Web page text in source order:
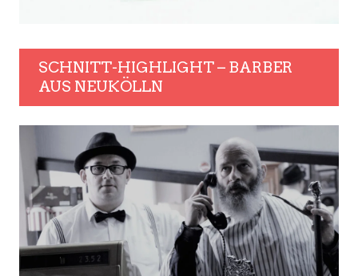
SCHNITT-HIGHLIGHT – BARBER
AUS NEUKÖLLN